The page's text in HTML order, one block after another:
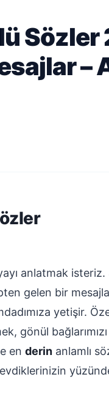
Sözler
–
anlatmak
gelen bir
yetişir.
gönül
en derin anlamlı